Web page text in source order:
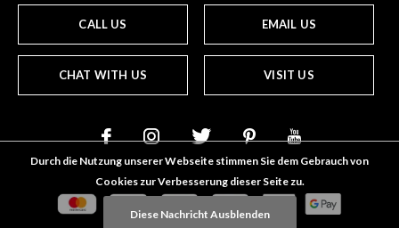
CALL US EMAIL US
CHAT WITH US VISIT US
Durch die Nutzung unserer Webseite stimmen Sie dem Gebrauch von
Cookies zur Verbesserung dieser Seite zu.
Diese Nachricht Ausblenden